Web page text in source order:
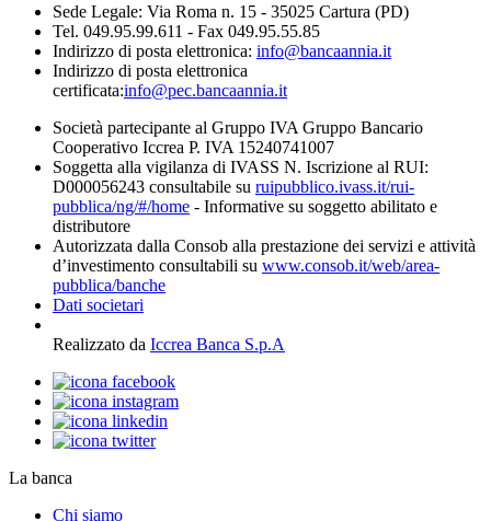
Sede Legale: Via Roma n. 15 - 35025 Cartura (PD)
Tel. 049.95.99.611 - Fax 049.95.55.85
Indirizzo di posta elettronica: info@bancaannia.it
Indirizzo di posta elettronica
certificata:info@pec.bancaannia.it
Società partecipante al Gruppo IVA Gruppo Bancario
Cooperativo Iccrea P. IVA 15240741007
Soggetta alla vigilanza di IVASS N. Iscrizione al RUI:
D000056243 consultabile su ruipubblico.ivass.it/rui-
pubblica/ng/#/home - Informative su soggetto abilitato e
distributore
Autorizzata dalla Consob alla prestazione dei servizi e attività
d’investimento consultabili su www.consob.it/web/area-
pubblica/banche
Dati societari
Realizzato da Iccrea Banca S.p.A
La banca
Chi siamo